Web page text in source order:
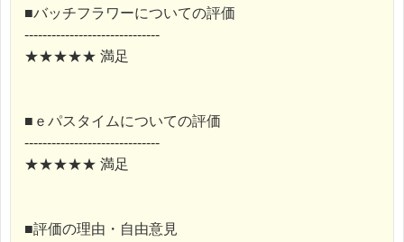
■バッチフラワーについての評価
------------------------------
★★★★★ 満足
■ｅパスタイムについての評価
------------------------------
★★★★★ 満足
■評価の理由・自由意見